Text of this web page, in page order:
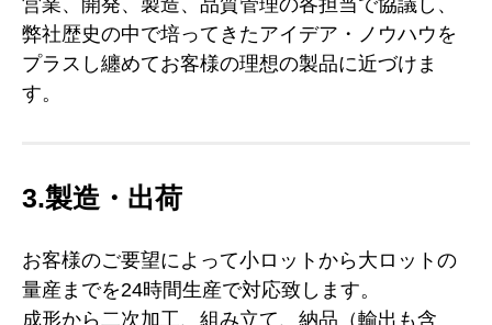
弊社歴史の中で培ってきたアイデア・ノウハウを
プラスし纏めてお客様の理想の製品に近づけま
す。
3.製造・出荷
お客様のご要望によって小ロットから大ロットの
量産までを24時間生産で対応致します。
成形から二次加工、組み立て、納品（輸出も含